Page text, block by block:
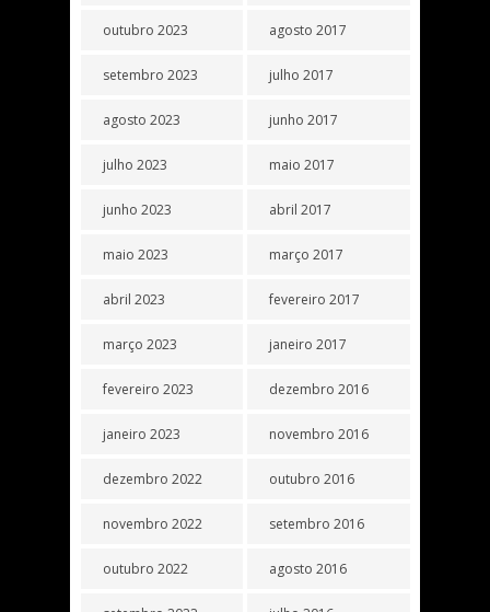
outubro 2023
setembro 2023
agosto 2023
julho 2023
junho 2023
maio 2023
abril 2023
março 2023
fevereiro 2023
janeiro 2023
dezembro 2022
novembro 2022
outubro 2022
agosto 2017
julho 2017
junho 2017
maio 2017
abril 2017
março 2017
fevereiro 2017
janeiro 2017
dezembro 2016
novembro 2016
outubro 2016
setembro 2016
agosto 2016